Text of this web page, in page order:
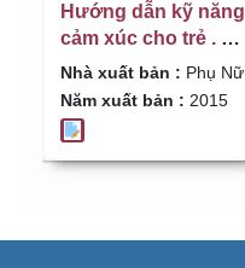
Hướng dẫn kỹ năng
cảm xúc cho trẻ . T.5
, Điều ước bí mật
của Thạch Đầu
Nhà xuất bản : Phụ Nữ
Năm xuất bản : 2015